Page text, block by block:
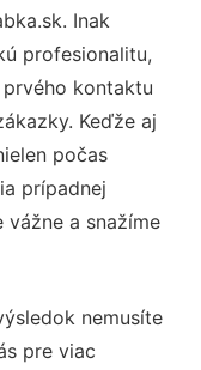
Inak
profesionalitu,
kontaktu
Keďže aj
počas
prípadnej
a snažíme
nemusíte
pre viac